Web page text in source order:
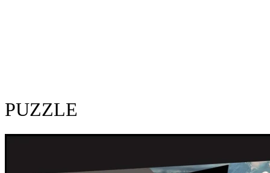
PUZZLE